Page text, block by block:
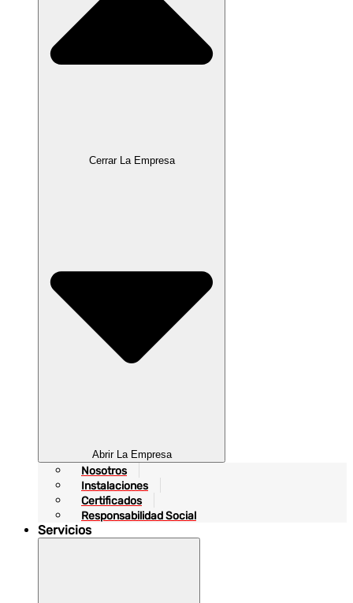
Cerrar La Empresa
Abrir La Empresa
Nosotros
Instalaciones
Certificados
Responsabilidad Social
Servicios